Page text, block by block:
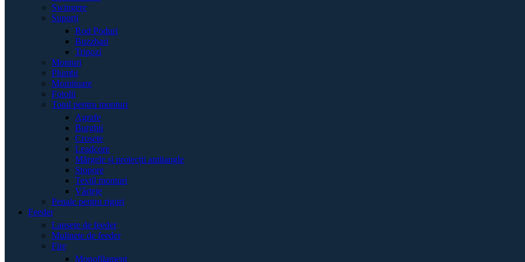
Swingere
Suporți
Rod Poduri
Buzzbari
Tripozi
Monturi
Plumbi
Momitoare
Fotolii
Totul pentru monturi
Agrafe
Burghii
Crosete
Leadcore
Mărgele și protecții antitangle
Stopore
Textil monturi
Vârteje
Penale pentru riguri
Feeder
Lansete de feeder
Mulinete de feeder
Fire
Monofilament